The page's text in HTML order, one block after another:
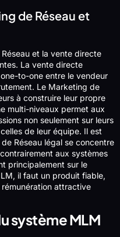
de Réseau et
et la vente directe
La vente directe
to-one entre le vendeur
Le Marketing de
à construire leur propre
multi-niveaux permet aux
non seulement sur leurs
de leur équipe. Il est
Réseau légal se concentre
aux systèmes
principalement sur le
il faut un produit fiable,
attractive
système MLM